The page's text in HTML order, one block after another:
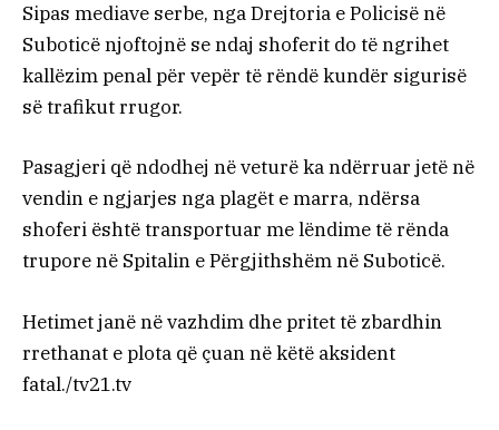
Sipas mediave serbe, nga Drejtoria e Policisë në
Suboticë njoftojnë se ndaj shoferit do të ngrihet
kallëzim penal për vepër të rëndë kundër sigurisë
së trafikut rrugor.
Pasagjeri që ndodhej në veturë ka ndërruar jetë në
vendin e ngjarjes nga plagët e marra, ndërsa
shoferi është transportuar me lëndime të rënda
trupore në Spitalin e Përgjithshëm në Suboticë.
Hetimet janë në vazhdim dhe pritet të zbardhin
rrethanat e plota që çuan në këtë aksident
fatal./tv21.tv